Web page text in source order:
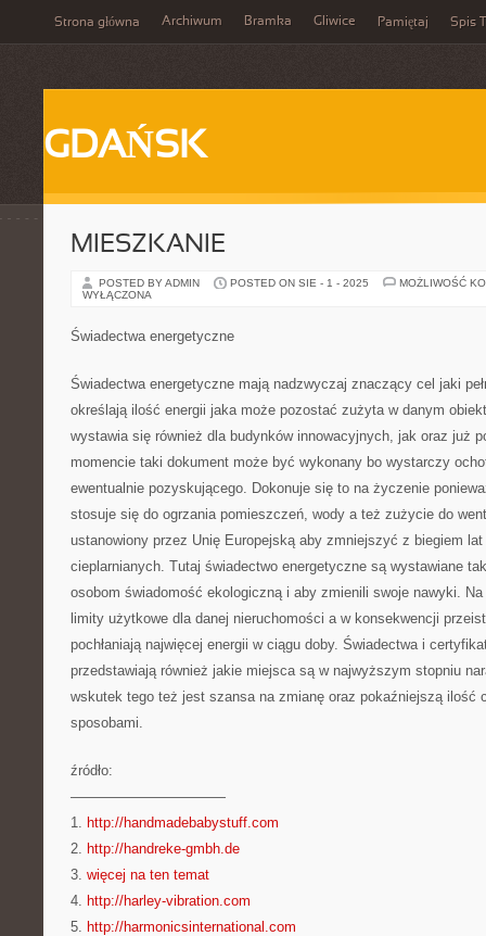
Strona główna Archiwum Bramka Gliwice Pamiętaj Spis
GDAŃSK
MIESZKANIE
POSTED BY ADMIN POSTED ON SIE - 1 - 2025
MOŻLIWOŚĆ
WYŁĄCZONA
Świadectwa energetyczne
Świadectwa energetyczne mają nadzwyczaj znaczący cel jaki
określają ilość energii jaka może pozostać zużyta w danym
wystawia się również dla budynków innowacyjnych, jak oraz już
momencie taki dokument może być wykonany bo wystarczy
ewentualnie pozyskującego. Dokonuje się to na życzenie
stosuje się do ogrzania pomieszczeń, wody a też zużycie do
ustanowiony przez Unię Europejską aby zmniejszyć z biegiem
cieplarnianych. Tutaj świadectwo energetyczne są wystawiane
osobom świadomość ekologiczną i aby zmienili swoje nawyki.
limity użytkowe dla danej nieruchomości a w konsekwencji
pochłaniają najwięcej energii w ciągu doby. Świadectwa i
przedstawiają również jakie miejsca są w najwyższym stopniu
wskutek tego też jest szansa na zmianę oraz pokaźniejszą ilość
sposobami.
źródło:
———————————
1. http://handmadebabystuff.com
2. http://handreke-gmbh.de
3. więcej na ten temat
4. http://harley-vibration.com
5. http://harmonicsinternational.com